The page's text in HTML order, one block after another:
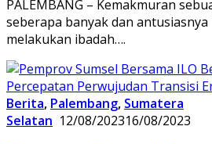
PALEMBANG – Kemakmuran
seberapa banyak dan
melakukan ibadah….
Berita, Palembang, Sumatera
Selatan 12/08/202316/08/2023